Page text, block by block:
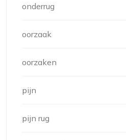
onderrug
oorzaak
oorzaken
pijn
pijn rug